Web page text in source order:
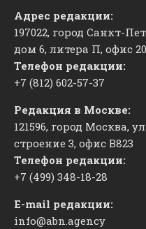
Адрес редакции:
197022, город Санкт-
дом 6, литера П, офис
Телефон редакции:
+7 (812) 602-57-37
Редакция в Москве:
121596, город Москва,
строение 3, офис ​В823
Телефон редакции:
+7 (499) 348-18-28
E-mail редакции:
info@abn.agency